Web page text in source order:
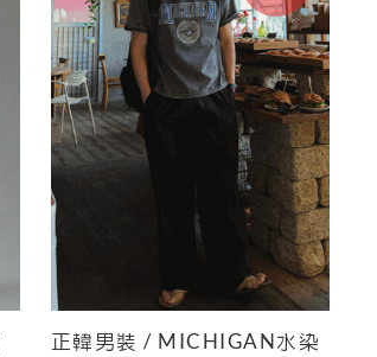
正韓男裝 / MICHIGAN水染